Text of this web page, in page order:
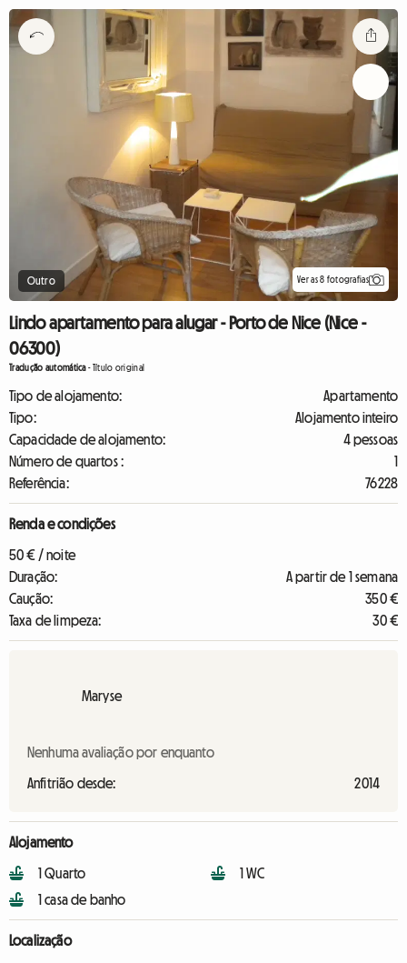
Outro Ver as 8 fotografias
Lindo apartamento para alugar - Porto de Nice (Nice -
06300)
Tradução automática-Título original
Tipo de alojamento:
Apartamento
Tipo:
Alojamento inteiro
Capacidade de alojamento:
4 pessoas
Número de quartos :
1
Referência:
76228
Renda e condições
50 € / noite
Duração:
A partir de 1 semana
Caução:
350 €
Taxa de limpeza:
30 €
Maryse
Nenhuma avaliação por enquanto
Anfitrião desde: 2014
Alojamento
1 Quarto
1 casa de banho
1 WC
Localização